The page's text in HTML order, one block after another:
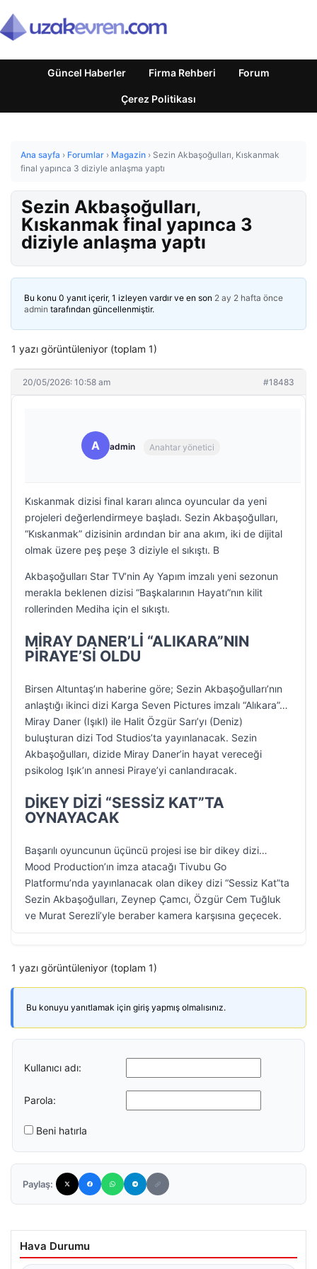
Güncel Haberler Firma Rehberi Forum
Çerez Politikası
Ana sayfa › Forumlar › Magazin › Sezin Akbaşoğulları, Kıskanmak
final yapınca 3 diziyle anlaşma yaptı
Sezin Akbaşoğulları,
Kıskanmak final yapınca 3
diziyle anlaşma yaptı
Bu konu 0 yanıt içerir, 1 izleyen vardır ve en son 2 ay 2 hafta önce
admin tarafından güncellenmiştir.
1 yazı görüntüleniyor (toplam 1)
20/05/2026: 10:58 am #18483
A admin Anahtar yönetici
Kıskanmak dizisi final kararı alınca oyuncular da yeni
projeleri değerlendirmeye başladı. Sezin Akbaşoğulları,
“Kıskanmak” dizisinin ardından bir ana akım, iki de dijital
olmak üzere peş peşe 3 diziyle el sıkıştı. B
Akbaşoğulları Star TV’nin Ay Yapım imzalı yeni sezonun
merakla beklenen dizisi “Başkalarının Hayatı”nın kilit
rollerinden Mediha için el sıkıştı.
MİRAY DANER’Lİ “ALIKARA”NIN
PİRAYE’Sİ OLDU
Birsen Altuntaş’ın haberine göre; Sezin Akbaşoğulları’nın
anlaştığı ikinci dizi Karga Seven Pictures imzalı “Alıkara”…
Miray Daner (Işıkl) ile Halit Özgür Sarı’yı (Deniz)
buluşturan dizi Tod Studios’ta yayınlanacak. Sezin
Akbaşoğulları, dizide Miray Daner’in hayat vereceği
psikolog Işık’ın annesi Piraye’yi canlandıracak.
DİKEY DİZİ “SESSİZ KAT”TA
OYNAYACAK
Başarılı oyuncunun üçüncü projesi ise bir dikey dizi…
Mood Production’ın imza atacağı Tivubu Go
Platformu’nda yayınlanacak olan dikey dizi “Sessiz Kat”ta
Sezin Akbaşoğulları, Zeynep Çamcı, Özgür Cem Tuğluk
ve Murat Serezli’yle beraber kamera karşısına geçecek.
1 yazı görüntüleniyor (toplam 1)
Bu konuyu yanıtlamak için giriş yapmış olmalısınız.
Kullanıcı adı:
Parola:
Beni hatırla
Paylaş:
Hava Durumu